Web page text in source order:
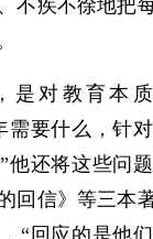
不疾不徐地把
是对教育本
需要什么，针
他还将这些问
回信》等三本